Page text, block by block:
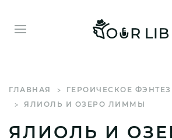
ГЛАВНАЯ
ГЕРОИЧЕСКОЕ
ЯЛИОЛЬ И ОЗЕРО ЛИММЫ
ЯЛИОЛЬ И